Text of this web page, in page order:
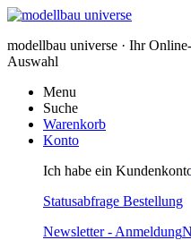
modellbau universe · Ihr
Auswahl
Menu
Suche
Warenkorb
Konto
Ich habe ein
Statusabfrage Bestellung
Newsletter - Anmeldung